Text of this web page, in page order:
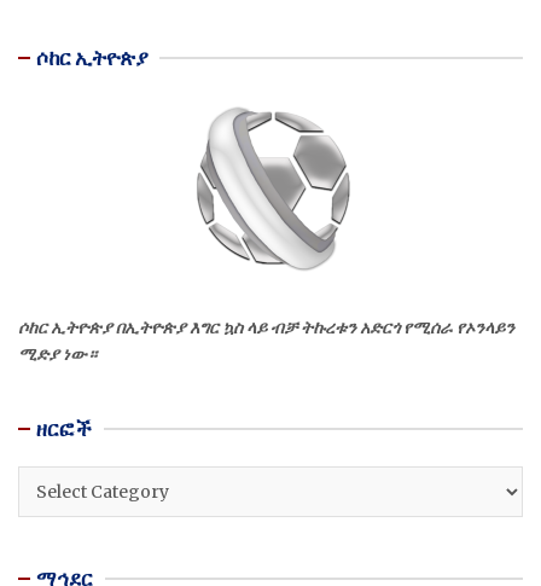
ሶከር ኢትዮጵያ
ሶከር ኢትዮጵያ በኢትዮጵያ እግር ኳስ ላይ ብቻ ትኩረቱን አድርጎ የሚሰራ የኦንላይን
ሚድያ ነው።
ዘርፎች
ዘርፎች
ማኅደር